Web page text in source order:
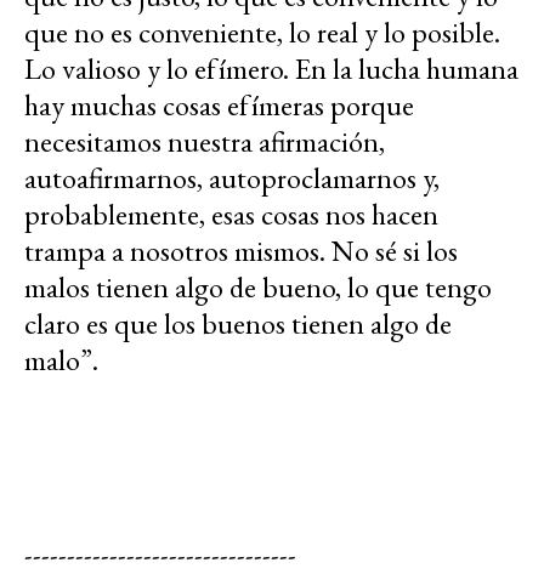
que no es conveniente, lo real y lo posible.
Lo valioso y lo efímero. En la lucha humana
hay muchas cosas efímeras porque
necesitamos nuestra afirmación,
autoafirmarnos, autoproclamarnos y,
probablemente, esas cosas nos hacen
trampa a nosotros mismos. No sé si los
malos tienen algo de bueno, lo que tengo
claro es que los buenos tienen algo de
malo”.
--------------------------------